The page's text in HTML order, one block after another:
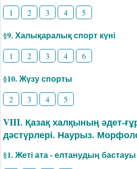
1 2 3 4 5
§9. Халықаралық спорт күні
1 2 3 4 6
§10. Жүзу спорты
2 3 4 5
VIII. Қазақ халқының әдет-
дәстүрлері. Наурыз.
§1. Жеті ата - елтанудың бастауы